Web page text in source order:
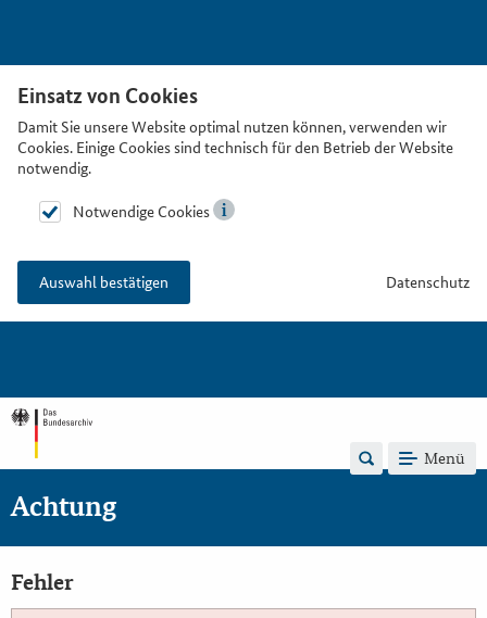
Einsatz von Cookies
Damit Sie unsere Website optimal nutzen können, verwenden wir
Cookies. Einige Cookies sind technisch für den Betrieb der Website
notwendig.
Notwendige Cookies
Auswahl bestätigen Datenschutz
Menü
Achtung
Fehler